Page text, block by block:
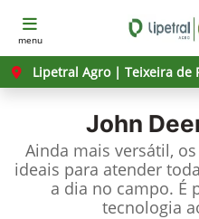
menu
Lipetral Agro | Teixeira de
John
Ainda mais versátil,
ideais para atender
a dia no campo. É
tecnologia